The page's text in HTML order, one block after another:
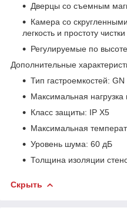
Дверцы со съемным
Камера со
легкость и простоту
Регулируемые по
Дополнительные
Тип гастроемкостей: GN
Максимальная нагрузка
Класс защиты: IP X5
Максимальная
Уровень шума: 60 дБ
Толщина изоляции
Скрыть